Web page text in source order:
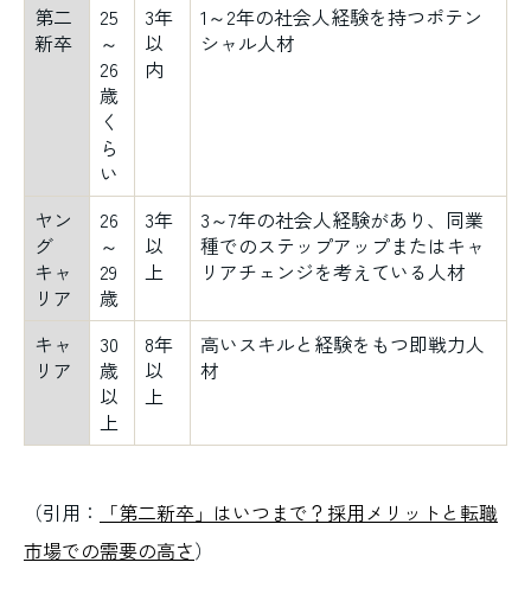
第二
新卒
25
～
26
歳
く
ら
い
3年
以
内
1～2年の社会人経験を持つポテン
シャル人材
ヤン
グ
キャ
リア
26
～
29
歳
3年
以
上
3～7年の社会人経験があり、同業
種でのステップアップまたはキャ
リアチェンジを考えている人材
キャ
リア
30
歳
以
上
8年
以
上
高いスキルと経験をもつ即戦力人
材
（引用：
「第二新卒」はいつまで？採用メリットと転職
市場での需要の高さ）